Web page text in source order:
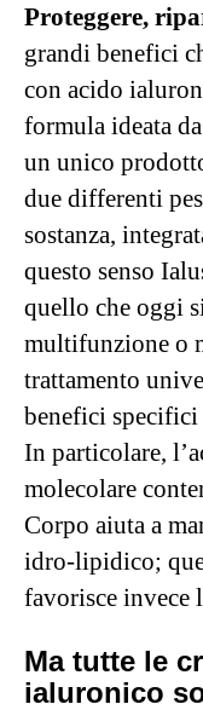
Proteggere,
grandi benefici
con acido
formula ideata
un unico
due differenti
sostanza,
questo senso
quello che oggi
multifunzione o
trattamento
benefici
In particolare,
molecolare
Corpo aiuta a
idro-lipidico;
favorisce invece
Ma tutte le
ialuronico